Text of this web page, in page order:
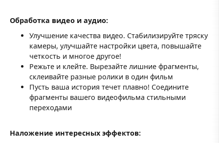
Обработка видео и аудио:
Улучшение качества видео. Стабилизируйте тряску
камеры, улучшайте настройки цвета, повышайте
четкость и многое другое!
Режьте и клейте. Вырезайте лишние фрагменты,
склеивайте разные ролики в один фильм
Пусть ваша история течет плавно! Соедините
фрагменты вашего видеофильма стильными
переходами
Наложение интересных эффектов: